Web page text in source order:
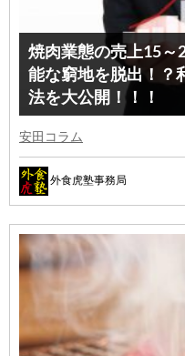
焼肉業態の売上15
能な窮地を脱出！？
法を大公開！！！
安田コラム
外食虎塾事務局